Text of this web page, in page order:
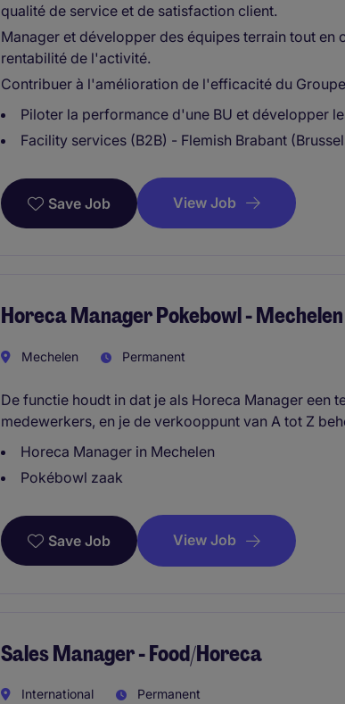
qualité de service et de satisfaction client.
Manager et développer des équipes terrain tout en
rentabilité de l'activité.
Contribuer à l'amélioration de l'efficacité du
Piloter la performance d'une BU et développer
Facility services (B2B) - Flemish Brabant
Save Job View Job
Horeca Manager Pokebowl - Mechelen
Mechelen Permanent
De functie houdt in dat je als Horeca Manager een
medewerkers, en je de verkooppunt van A tot Z
Horeca Manager in Mechelen
Pokébowl zaak
Save Job View Job
Sales Manager - Food/Horeca
International Permanent